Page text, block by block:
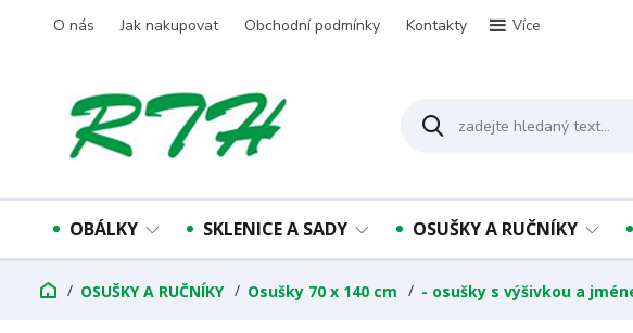
O nás Jak nakupovat Obchodní podmínky Kontakty Více
OBÁLKY SKLENICE A SADY OSUŠKY A RUČNÍKY
OSUŠKY A RUČNÍKY Osušky 70 x 140 cm - osušky s výšivkou a